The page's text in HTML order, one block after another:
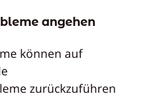
angehen
können auf
zurückzuführen